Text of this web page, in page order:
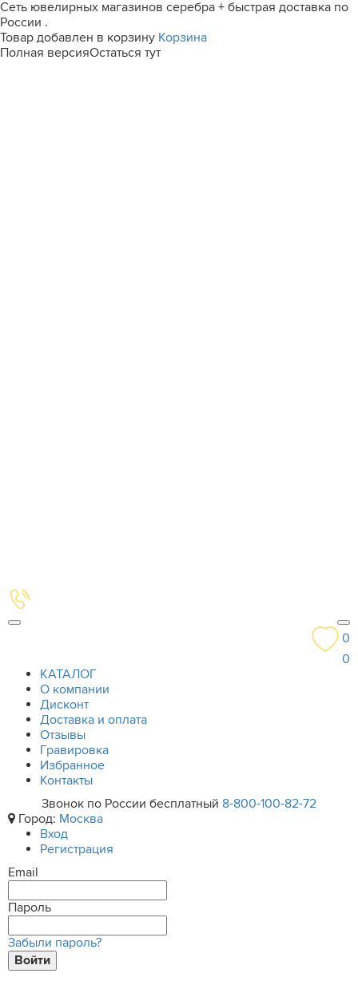
Сеть ювелирных магазинов серебра + быстрая доставка по
России .
Товар добавлен в корзину Корзина
Полная версияОстаться тут
0
0
КАТАЛОГ
О компании
Дисконт
Доставка и оплата
Отзывы
Гравировка
Избранное
Контакты
Звонок по России бесплатный 8-800-100-82-72
Город: Москва
Вход
Регистрация
Email
Пароль
Забыли пароль?
Войти